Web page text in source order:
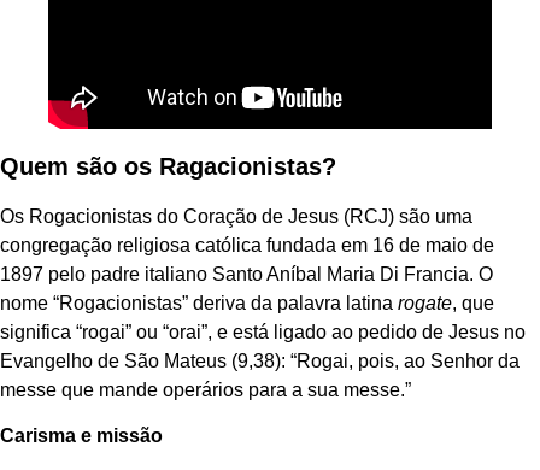
Quem são os Ragacionistas?
Os Rogacionistas do Coração de Jesus (RCJ) são uma
congregação religiosa católica fundada em 16 de maio de
1897 pelo padre italiano Santo Aníbal Maria Di Francia. O
nome “Rogacionistas” deriva da palavra latina rogate, que
significa “rogai” ou “orai”, e está ligado ao pedido de Jesus no
Evangelho de São Mateus (9,38): “Rogai, pois, ao Senhor da
messe que mande operários para a sua messe.”
Carisma e missão